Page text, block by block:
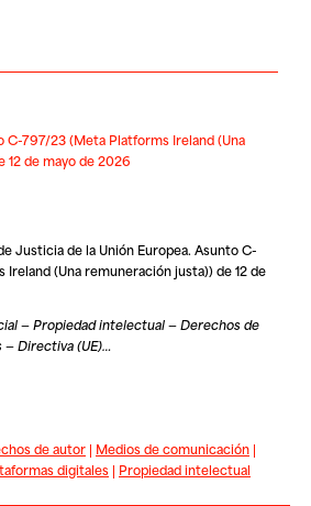
C-797/23 (Meta Platforms Ireland (Una
de mayo de 2026
Justicia de la Unión Europea. Asunto C-
(Una remuneración justa)) de 12 de
— Propiedad intelectual — Derechos de
— Directiva (UE)…
de autor| Medios de comunicación|
digitales| Propiedad intelectual